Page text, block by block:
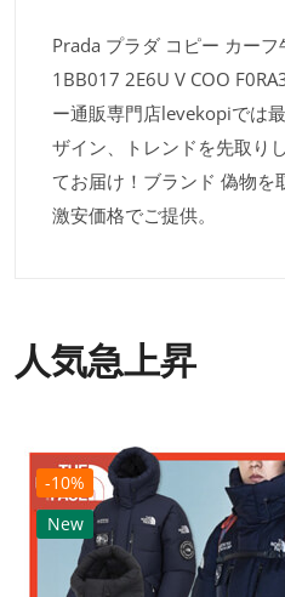
Prada プラダ コピー カー
1BB017 2E6U V COO
ー通販専門店levekopiでは
ザイン、トレンドを先取り
てお届け！ブランド 偽物を
激安価格でご提供。
人気急上昇
-10%
New